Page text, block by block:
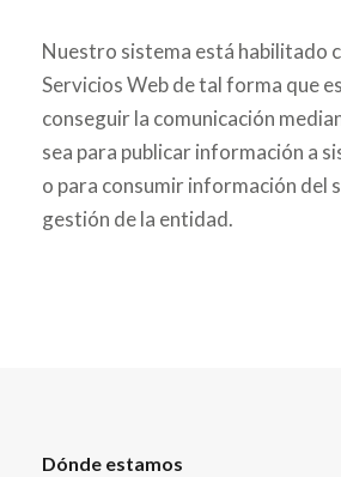
Nuestro sistema está habilitado
Servicios Web de tal forma que
conseguir la comunicación
sea para publicar información a
o para consumir información del
gestión de la entidad.
Dónde estamos